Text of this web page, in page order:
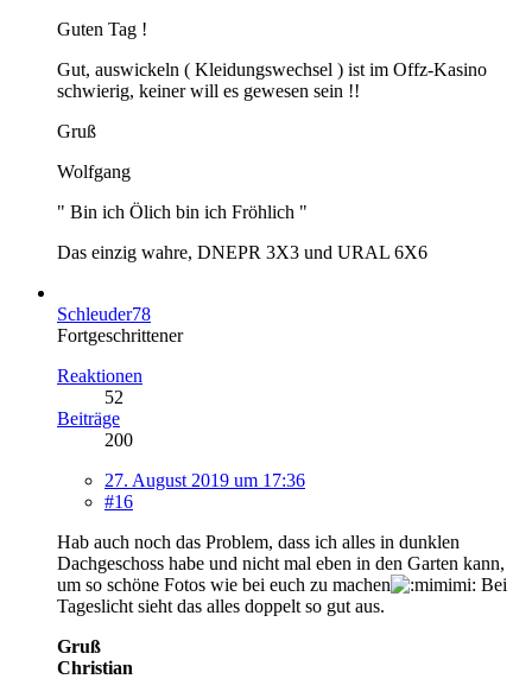
Guten Tag !
Gut, auswickeln ( Kleidungswechsel ) ist im Offz-Kasino
schwierig, keiner will es gewesen sein !!
Gruß
Wolfgang
" Bin ich Ölich bin ich Fröhlich "
Das einzig wahre, DNEPR 3X3 und URAL 6X6
Schleuder78
Fortgeschrittener
Reaktionen
52
Beiträge
200
27. August 2019 um 17:36
#16
Hab auch noch das Problem, dass ich alles in dunklen
Dachgeschoss habe und nicht mal eben in den Garten kann,
um so schöne Fotos wie bei euch zu machen
Bei
Tageslicht sieht das alles doppelt so gut aus.
Gruß
Christian